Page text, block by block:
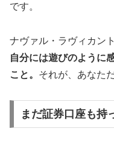
です。
ナヴァル・ラヴィカン
自分には遊びのように
こと。 それが、あなた
まだ証券口座も持